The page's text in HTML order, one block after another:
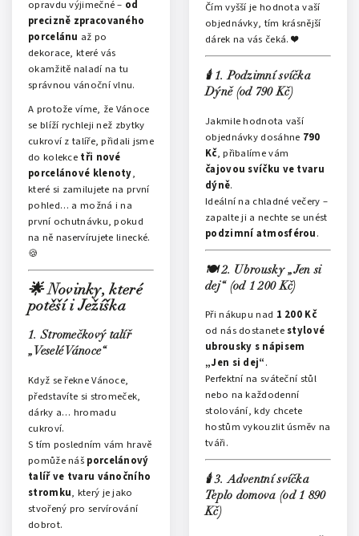
opravdu výjimečné – od
precizně zpracovaného
porcelánu až po
dekorace, které vás
okamžitě naladí na tu
správnou vánoční vlnu.
A protože víme, že Vánoce
se blíží rychleji než zbytky
cukroví z talíře, přidali jsme
do kolekce tři nové
porcelánové klenoty,
které si zamilujete na první
pohled… a možná i na
první ochutnávku, pokud
na ně naservírujete linecké.
🍪
🌟 Novinky, které
potěší i Ježíška
1. Stromečkový talíř
„Veselé Vánoce“
Když se řekne Vánoce,
představíte si stromeček,
dárky a… hromadu
cukroví.
S tím posledním vám hravě
pomůže náš porcelánový
talíř ve tvaru vánočního
stromku, který je jako
stvořený pro servírování
dobrot.
Čím vyšší je hodnota vaší
objednávky, tím krásnější
dárek na vás čeká. ❤️
🕯️ 1. Podzimní svíčka –
Dýně (od 790 Kč)
Jakmile hodnota vaší
objednávky dosáhne 790
Kč, přibalíme vám
čajovou svíčku ve tvaru
dýně.
Ideální na chladné večery –
zapalte ji a nechte se unést
podzimní atmosférou.
🍽️ 2. Ubrousky „Jen si
dej“ (od 1 200 Kč)
Při nákupu nad 1 200 Kč
od nás dostanetestylové
ubrousky s nápisem
„Jen si dej“.
Perfektní na sváteční stůl
nebo na každodenní
stolování, kdy chcete
hostům vykouzlit úsměv na
tváři.
🕯️ 3. Adventní svíčka –
Teplo domova (od 1 890
Kč)